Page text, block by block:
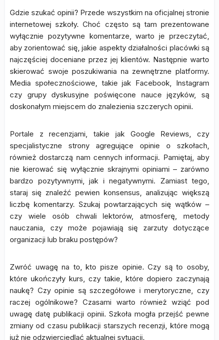
Gdzie szukać opinii? Przede wszystkim na oficjalnej stronie
internetowej szkoły. Choć często są tam prezentowane
wyłącznie pozytywne komentarze, warto je przeczytać,
aby zorientować się, jakie aspekty działalności placówki są
najczęściej doceniane przez jej klientów. Następnie warto
skierować swoje poszukiwania na zewnętrzne platformy.
Media społecznościowe, takie jak Facebook, Instagram
czy grupy dyskusyjne poświęcone nauce języków, są
doskonałym miejscem do znalezienia szczerych opinii.
Portale z recenzjami, takie jak Google Reviews, czy
specjalistyczne strony agregujące opinie o szkołach,
również dostarczą nam cennych informacji. Pamiętaj, aby
nie kierować się wyłącznie skrajnymi opiniami – zarówno
bardzo pozytywnymi, jak i negatywnymi. Zamiast tego,
staraj się znaleźć pewien konsensus, analizując większą
liczbę komentarzy. Szukaj powtarzających się wątków –
czy wiele osób chwali lektorów, atmosferę, metody
nauczania, czy może pojawiają się zarzuty dotyczące
organizacji lub braku postępów?
Zwróć uwagę na to, kto pisze opinie. Czy są to osoby,
które ukończyły kurs, czy takie, które dopiero zaczynają
naukę? Czy opinie są szczegółowe i merytoryczne, czy
raczej ogólnikowe? Czasami warto również wziąć pod
uwagę datę publikacji opinii. Szkoła mogła przejść pewne
zmiany od czasu publikacji starszych recenzji, które mogą
już nie odzwierciedlać aktualnej sytuacji.